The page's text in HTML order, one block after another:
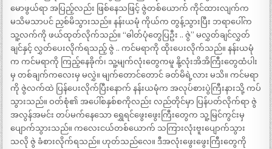
မောဖွယ်ရာ အပြည့်လည်း ဖြစ်နေသဖြင့် ဇွဲတစ်ယောက် ကိုင်ထားလျက်က
မသိမသာပင် ညှစ်မိသွားသည်။ နန်းယမုံ ကိုယ်က တွန့်သွားပြီး ဘရာပေါ်က
သူ့လက်ကို ဖယ်ထုတ်လိုက်သည်။ “ဓါတ်ပုံတွေပြဦး .. ဇွဲ” မလွှတ်ချင်လွှတ်
ချင်နှင့် လွှတ်ပေးလိုက်ရသည့် ဇွဲ .. ကင်မရာကို ထိုးပေးလိုက်သည်။ နန်းယမုံ
က ကင်မရာကို ကြည့်နေခိုက်၊ သူ့မျက်လုံးတွေကမူ နို့လုံးအိအိကြီးတွေထံပါး
မှ တစ်ချက်ကလေးမှ မလွှဲ။ မျက်တောင်တောင် ခတ်မိရဲ့လား မသိ။ ကင်မရာ
ကို ဇွဲလက်ထဲ ပြန်ပေးလိုက်ပြီးနောက် နန်းယမုံက အလုပ်စားပွဲကြီးနားသို့ ကပ်
သွားသည်။ ဝတ်စုံ၏ အပေါ်စနှစ်စကိုလည်း လည်တိုင်မှာ ပြန်ပတ်လိုက်ရာ ဇွဲ
အလွန်အမင်း တပ်မက်နေသော ရွှေရင်ဖွေးဖွေးကြီးတွေက သူ့မြင်ကွင်းမှ
ပျောက်သွားသည်။ ကလေးငယ်တစ်ယောက် သကြားလုံးဗူးပျောက်သွား
သလို ဇွဲ ခံစားလိုက်ရသည်။ ဟုတ်သည်လေ။ ဒီအလုံးဖွေးဖွေးကြီးတွေကို